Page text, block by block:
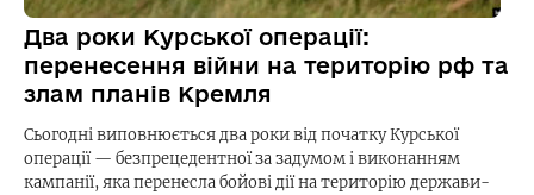
Два роки Курської операції:
перенесення війни на територію рф та
злам планів Кремля
Сьогодні виповнюється два роки від початку Курської
операції — безпрецедентної за задумом і виконанням
кампанії, яка перенесла бойові дії на територію держави-